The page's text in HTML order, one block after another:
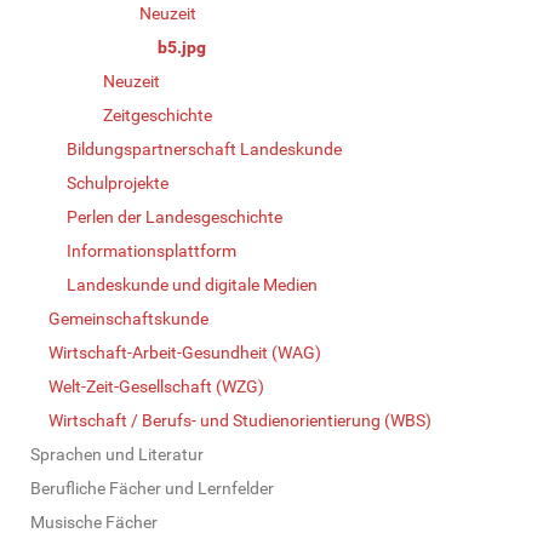
Neuzeit
b5.jpg
Neuzeit
Zeitgeschichte
Bildungspartnerschaft Landeskunde
Schulprojekte
Perlen der Landesgeschichte
Informationsplattform
Landeskunde und digitale Medien
Gemeinschaftskunde
Wirtschaft-Arbeit-Gesundheit (WAG)
Welt-Zeit-Gesellschaft (WZG)
Wirtschaft / Berufs- und Studienorientierung (WBS)
Sprachen und Literatur
Berufliche Fächer und Lernfelder
Musische Fächer